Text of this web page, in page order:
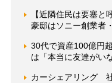
【近隣住民は要塞と
豪邸はソニー創業者
30代で資産100億円
は「本当に友達がい
カーシェアリング